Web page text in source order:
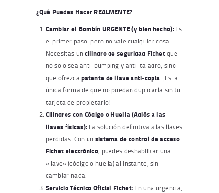
¿Qué Puedes Hacer REALMENTE?
Cambiar el Bombín URGENTE (y bien hecho):Es
el primer paso, pero no vale cualquier cosa.
Necesitas uncilindro de seguridad Fichetque
no solo sea anti-bumping y anti-taladro, sino
que ofrezcapatente de llave anti-copia. ¡Es la
única forma de que no puedan duplicarla sin tu
tarjeta de propietario!
Cilindros con Código o Huella (Adiós a las
llaves físicas): La solución definitiva a las llaves
perdidas. Con un sistema de control de acceso
Fichet electrónico, puedes deshabilitar una
«llave» (código o huella) al instante, sin
cambiar nada.
Servicio Técnico Oficial Fichet: En una urgencia,